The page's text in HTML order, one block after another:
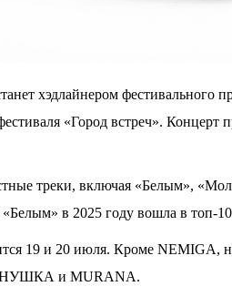
хэдлайнером фестивального
«Город встреч». Концерт
треки, включая «Белым»,
в 2025 году вошла в топ-
19 и 20 июля. Кроме NEMIGA,
и MURANA.